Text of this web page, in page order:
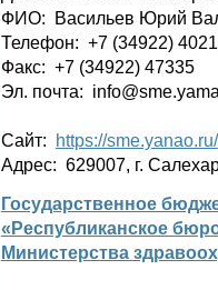
ФИО: Васильев Юрий
Телефон: +7 (34922)
Факс: +7 (34922) 47335
Эл. почта:
Сайт: https://sme.yanao.ru/
Адрес: 629007, г.
Государственное
«Республиканское
Министерства